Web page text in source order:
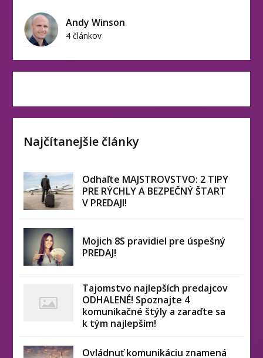
Andy Winson
4 článkov
Najčítanejšie články
Odhaľte MAJSTROVSTVO: 2 TIPY
PRE RÝCHLY A BEZPEČNÝ ŠTART
V PREDAJI!
Mojich 8S pravidiel pre úspešný
PREDAJ!
Tajomstvo najlepších predajcov
ODHALENÉ! Spoznajte 4
komunikačné štýly a zaraďte sa
k tým najlepším!
Ovládnuť komunikáciu znamená